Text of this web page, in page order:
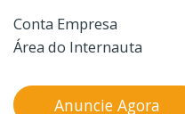
Conta Empresa
Área do Internauta
Anuncie Agora